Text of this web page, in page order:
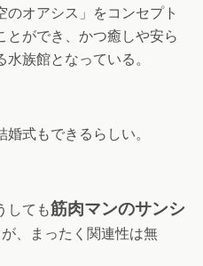
のオアシス」をコンセプト
とができ、かつ癒しや安ら
族館となっている。
式もできるらしい。
しても筋肉マンのサンシ
、まったく関連性は無